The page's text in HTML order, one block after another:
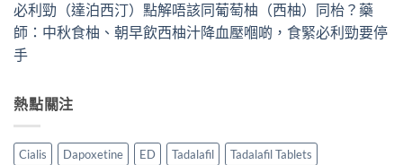
必利勁（達泊西汀）點解唔該同葡萄柚（西柚）同枱？藥
師：中秋食柚、朝早飲西柚汁降血壓嗰啲，食緊必利勁要停
手
熱點關注
Cialis Dapoxetine ED Tadalafil
Tadalafil Tablets